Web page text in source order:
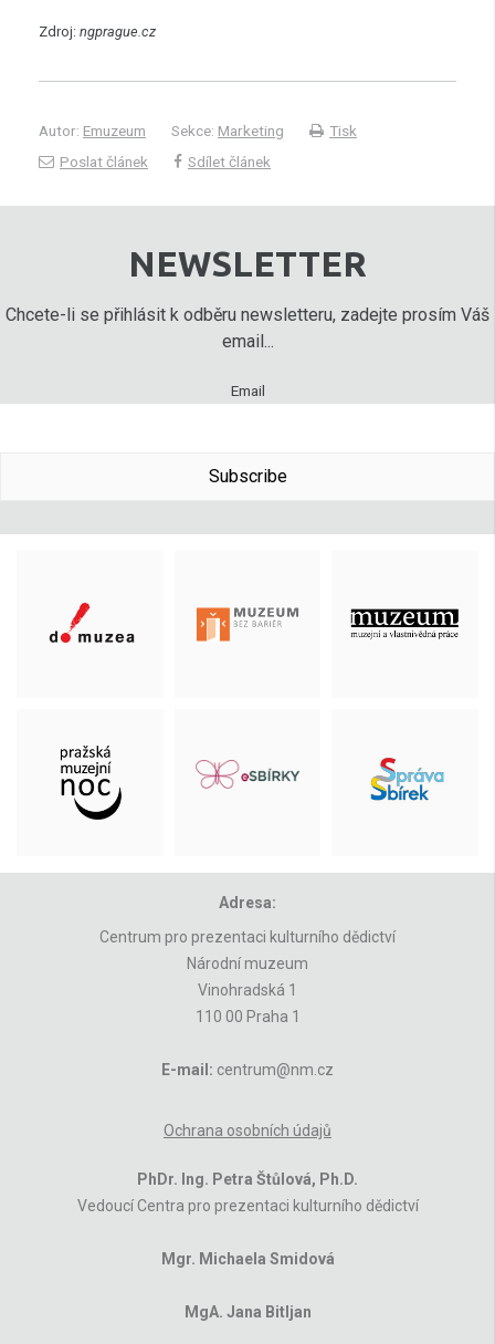
Zdroj: ngprague.cz
Autor: Emuzeum Sekce: Marketing
Tisk
Poslat článek
Sdílet článek
NEWSLETTER
Chcete-li se přihlásit k odběru newsletteru, zadejte prosím Váš
email...
Email
Subscribe
Adresa:
Centrum pro prezentaci kulturního dědictví
Národní muzeum
Vinohradská 1
110 00 Praha 1
E-mail: centrum@nm.cz
Ochrana osobních údajů
PhDr. Ing. Petra Štůlová, Ph.D.
Vedoucí Centra pro prezentaci kulturního dědictví
Mgr. Michaela Smidová
MgA. Jana Bitljan